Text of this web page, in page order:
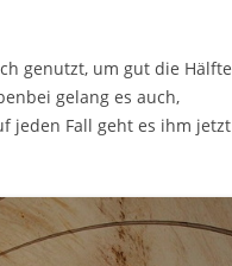
genutzt, um gut die Hälfte
gelang es auch,
jeden Fall geht es ihm jetzt